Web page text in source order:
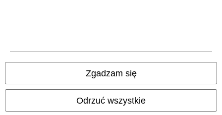
Zgadzam się
Odrzuć wszystkie
Wszystkie ceny zawierają podatek VAT. Nie zawierająkosztów
wysyłki.
© 1986-2026 E.M.P. Merchandising HGmbH